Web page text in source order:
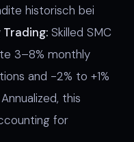
historisch bei
Skilled SMC
3–8% monthly
and -2% to +1%
this
for